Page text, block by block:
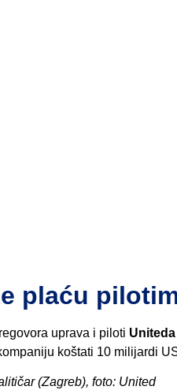
plaću
uprava i piloti Uniteda
koštati 10 milijardi
(Zagreb), foto: United